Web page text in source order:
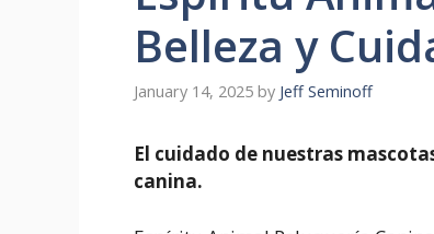
Belleza y
January 14, 2025 by Jeff Seminoff
El cuidado de nuestras
canina.